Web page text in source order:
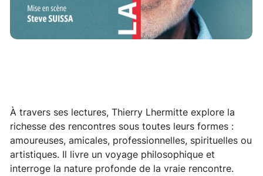
À travers ses lectures, Thierry Lhermitte explore la
richesse des rencontres sous toutes leurs formes :
amoureuses, amicales, professionnelles, spirituelles ou
artistiques. Il livre un voyage philosophique et
interroge la nature profonde de la vraie rencontre.